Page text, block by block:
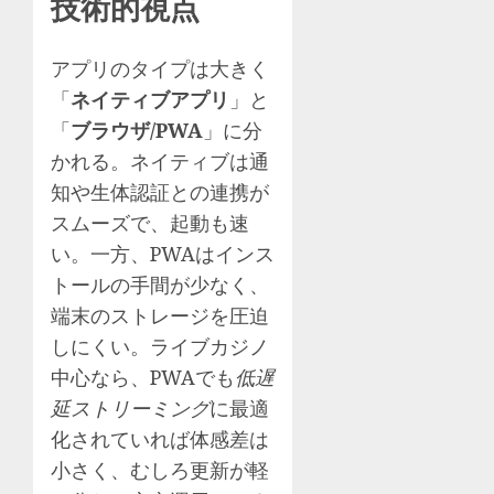
アプリのタイプは大きく
「ネイティブアプリ 」と
「ブラウザ/PWA 」に分
かれる。ネイティブは通
知や生体認証との連携が
スムーズで、起動も速
い。一方、PWAはインス
トールの手間が少なく、
端末のストレージを圧迫
しにくい。ライブカジノ
中心なら、PWAでも 低遅
延ストリーミングに最適
化されていれば体感差は
小さく、むしろ更新が軽